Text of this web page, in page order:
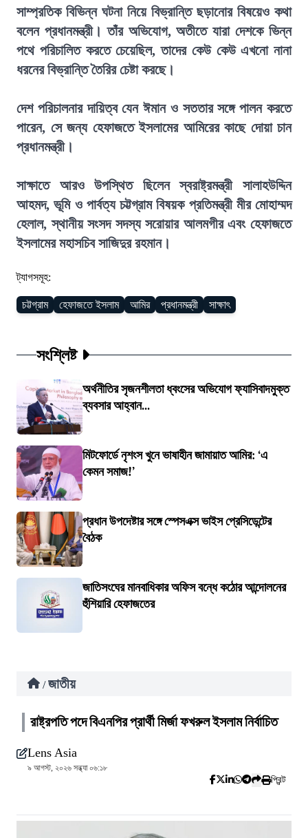
সাম্প্রতিক বিভিন্ন ঘটনা নিয়ে বিভ্রান্তি ছড়ানোর বিষয়েও কথা
বলেন প্রধানমন্ত্রী। তাঁর অভিযোগ, অতীতে যারা দেশকে ভিন্ন
পথে পরিচালিত করতে চেয়েছিল, তাদের কেউ কেউ এখনো নানা
ধরনের বিভ্রান্তি তৈরির চেষ্টা করছে।
দেশ পরিচালনার দায়িত্ব যেন ঈমান ও সততার সঙ্গে পালন করতে
পারেন, সে জন্য হেফাজতে ইসলামের আমিরের কাছে দোয়া চান
প্রধানমন্ত্রী।
সাক্ষাতে আরও উপস্থিত ছিলেন স্বরাষ্ট্রমন্ত্রী সালাহউদ্দিন
আহমদ, ভূমি ও পার্বত্য চট্টগ্রাম বিষয়ক প্রতিমন্ত্রী মীর মোহাম্মদ
হেলাল, স্থানীয় সংসদ সদস্য সরোয়ার আলমগীর এবং হেফাজতে
ইসলামের মহাসচিব সাজিদুর রহমান।
ট্যাগসমূহ:
চট্টগ্রাম হেফাজতে ইসলাম আমির প্রধানমন্ত্রী সাক্ষাৎ
সংশ্লিষ্ট
অর্থনীতির সৃজনশীলতা ধ্বংসের অভিযোগ ফ্যাসিবাদমুক্ত
ব্যবসার আহ্বান...
মিটফোর্ডে নৃশংস খুনে ভাষাহীন জামায়াত আমির: ‘এ
কেমন সমাজ!’
প্রধান উপদেষ্টার সঙ্গে স্পেসএক্স ভাইস প্রেসিডেন্টের
বৈঠক
জাতিসংঘের মানবাধিকার অফিস বন্ধে কঠোর আন্দোলনের
হুঁশিয়ারি হেফাজতের
/ জাতীয়
রাষ্ট্রপতি পদে বিএনপির প্রার্থী মির্জা ফখরুল ইসলাম নির্বাচিত
Lens Asia
৯ আগস্ট, ২০২৬ সন্ধ্যা ০৬:১৮
প্রিন্ট